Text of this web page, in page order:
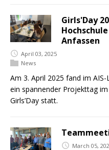
Girls'Day
Anfassen
April 03, 2025
News
Am 3. April 2025 fand im
ein spannender Projekttag
Girls’Day statt.
March 05,